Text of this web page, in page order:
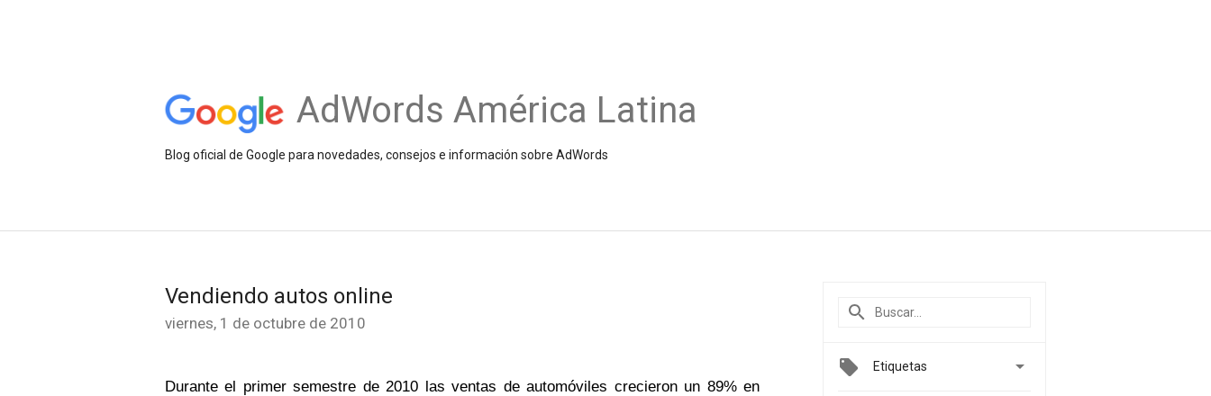
AdWords América Latina
Blog oficial de Google para novedades, consejos e información sobre AdWords
Vendiendo autos online
viernes, 1 de octubre de 2010
Durante el primer semestre de 2010 las ventas de automóviles crecieron un 89% en
Etiquetas 